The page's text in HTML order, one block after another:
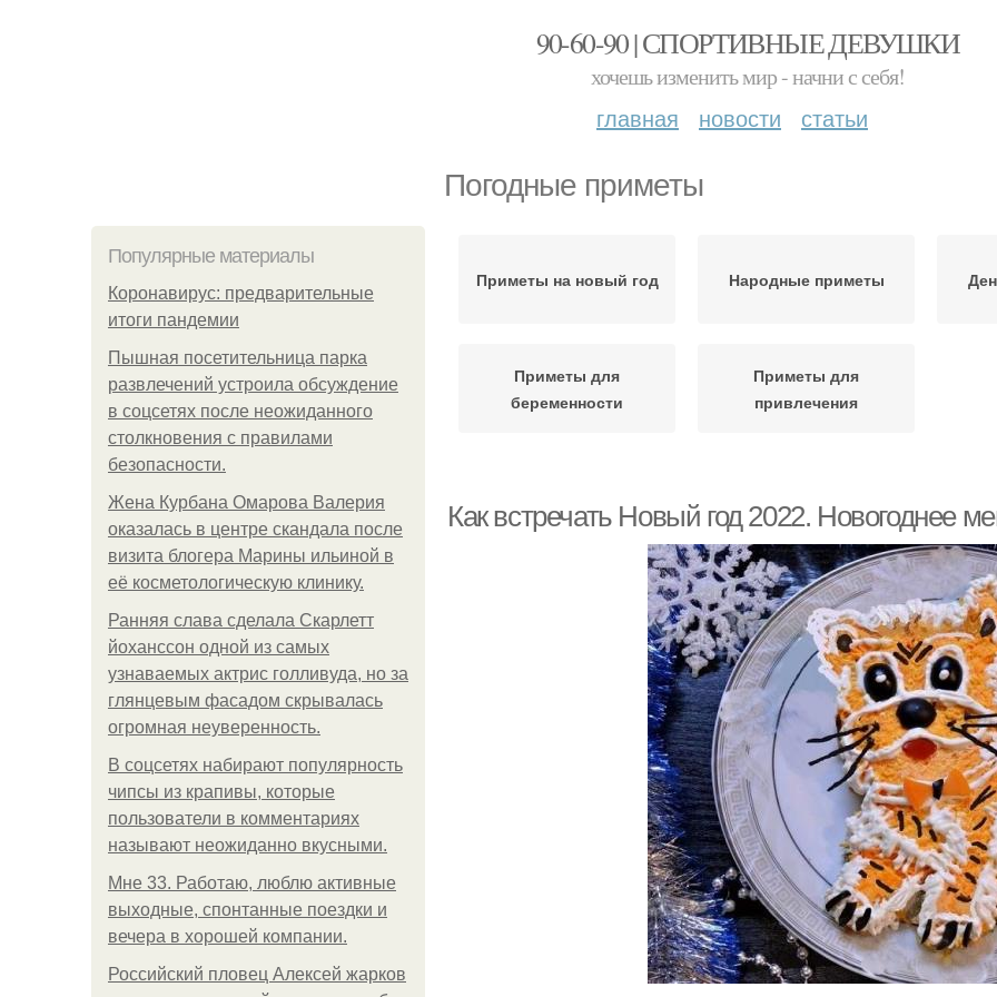
90-60-90 | СПОРТИВНЫЕ ДЕВУШКИ
хочешь изменить мир - начни с себя!
главная новости статьи
Погодные приметы
Популярные материалы
Коронавирус: предварительные
итоги пандемии
Пышная посетительница парка
развлечений устроила обсуждение
в соцсетях после неожиданного
столкновения с правилами
безопасности.
Жена Курбана Омарова Валерия
оказалась в центре скандала после
визита блогера Марины ильиной в
её косметологическую клинику.
Ранняя слава сделала Скарлетт
йоханссон одной из самых
узнаваемых актрис голливуда, но за
глянцевым фасадом скрывалась
огромная неуверенность.
В соцсетях набирают популярность
чипсы из крапивы, которые
пользователи в комментариях
называют неожиданно вкусными.
Мне 33. Работаю, люблю активные
выходные, спонтанные поездки и
вечера в хорошей компании.
Российский пловец Алексей жарков
Приметы на новый год Народные приметы
Приметы для
беременности
Приметы для
привлечения
Как встречать Новый год 2022. Новогоднее